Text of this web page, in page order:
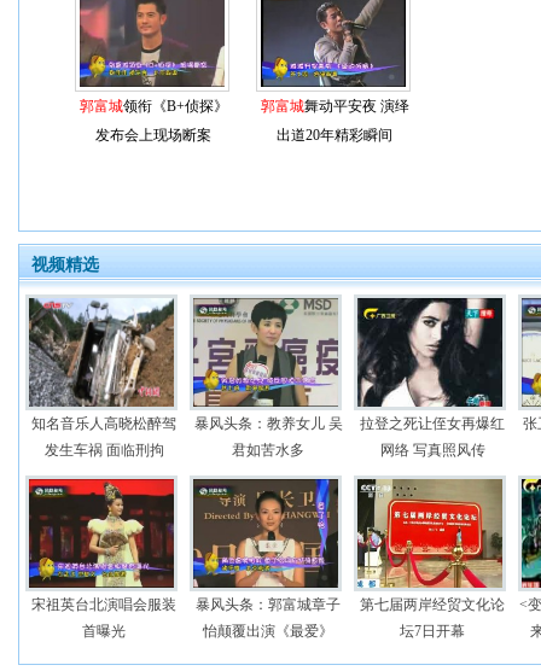
郭富城领衔《B+侦探》
发布会上现场断案
郭富城舞动平安夜 演绎
出道20年精彩瞬间
视频精选
知名音乐人高晓松醉驾
发生车祸 面临刑拘
暴风头条：教养女儿 吴
君如苦水多
拉登之死让侄女再爆红
网络 写真照风传
张
宋祖英台北演唱会服装
首曝光
暴风头条：郭富城章子
怡颠覆出演《最爱》
第七届两岸经贸文化论
坛7日开幕
<